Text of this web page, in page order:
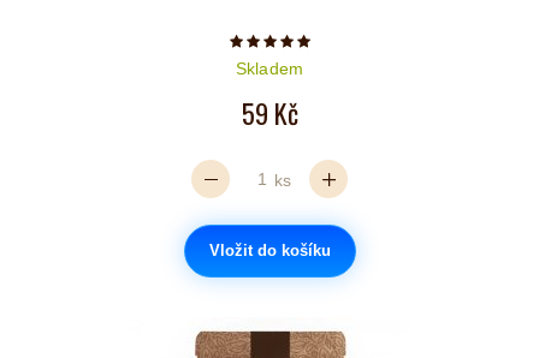
Počet hvězdiček je 5 z 5
Skladem
59 Kč
ks
Vložit do košíku